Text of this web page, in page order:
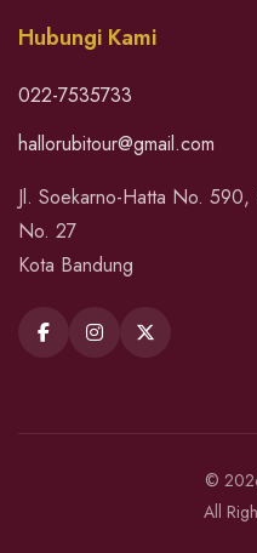
Hubungi Kami
022-7535733
hallorubitour@gmail.com
Jl. Soekarno-Hatta No.
No. 27
Kota Bandung
©
All